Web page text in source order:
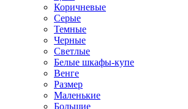
Коричневые
Серые
Темные
Черные
Светлые
Белые шкафы-купе
Венге
Размер
Маленькие
Большие